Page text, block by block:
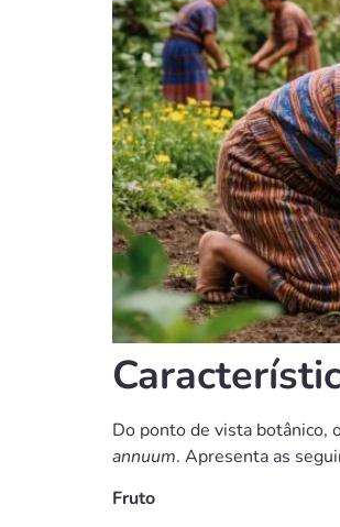
Do ponto de vista botânico,
annuum. Apresenta as
Fruto